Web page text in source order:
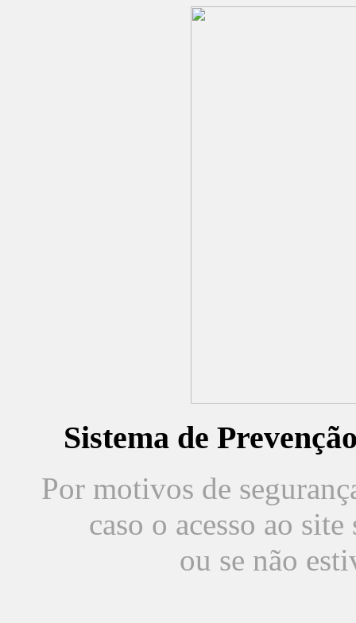
Sistema de
Por motivos de
caso o acesso ao
ou se não